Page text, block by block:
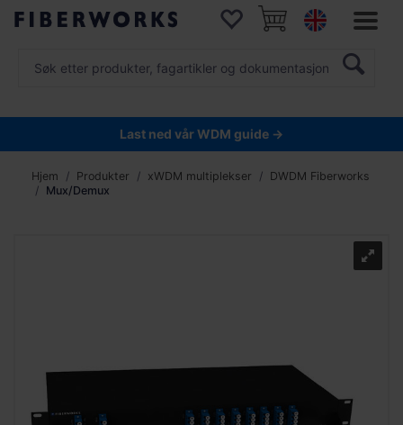
Last ned vår WDM guide →
Hjem Produkter xWDM multiplekser
DWDM Fiberworks
Mux/Demux